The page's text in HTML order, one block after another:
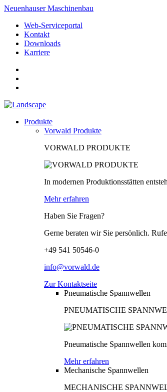
Neuenhauser Maschinenbau
Web-Serviceportal
Kontakt
Downloads
Karriere
Produkte
Vorwald Produkte
VORWALD PRODUKTE
In modernen Produktionsstätten
Mehr erfahren
Haben Sie Fragen?
Gerne beraten wir Sie persönlich.
+49 541 50546-0
info@vorwald.de
Zur Kontaktseite
Pneumatische Spannwellen
PNEUMATISCHE
Pneumatische Spannwellen
Mehr erfahren
Mechanische Spannwellen
MECHANISCHE